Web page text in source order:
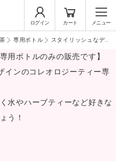
ログイン カート メニュー
専用ボトル
スタイリッシュなデザ
オリジナルボトル
500ml foodology
用ボトルのみの販売です】
ンのコレオロジーティー専
水やハーブティーなど好きな
う！